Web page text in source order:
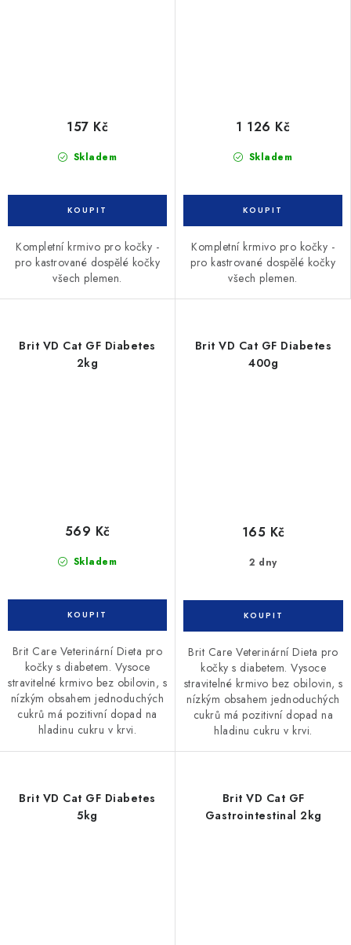
Skladem
157 Kč
Kompletní krmivo pro kočky -
pro kastrované dospělé kočky
všech plemen.
Skladem
1 126 Kč
Kompletní krmivo pro kočky -
pro kastrované dospělé kočky
všech plemen.
Brit VD Cat GF Diabetes
2kg
Skladem
569 Kč
Brit Care Veterinární Dieta pro
kočky s diabetem. Vysoce
stravitelné krmivo bez obilovin, s
nízkým obsahem jednoduchých
cukrů má pozitivní dopad na
hladinu cukru v krvi.
Brit VD Cat GF Diabetes
400g
2 dny
165 Kč
Brit Care Veterinární Dieta pro
kočky s diabetem. Vysoce
stravitelné krmivo bez obilovin, s
nízkým obsahem jednoduchých
cukrů má pozitivní dopad na
hladinu cukru v krvi.
Brit VD Cat GF Diabetes
5kg
Brit VD Cat GF
Gastrointestinal 2kg